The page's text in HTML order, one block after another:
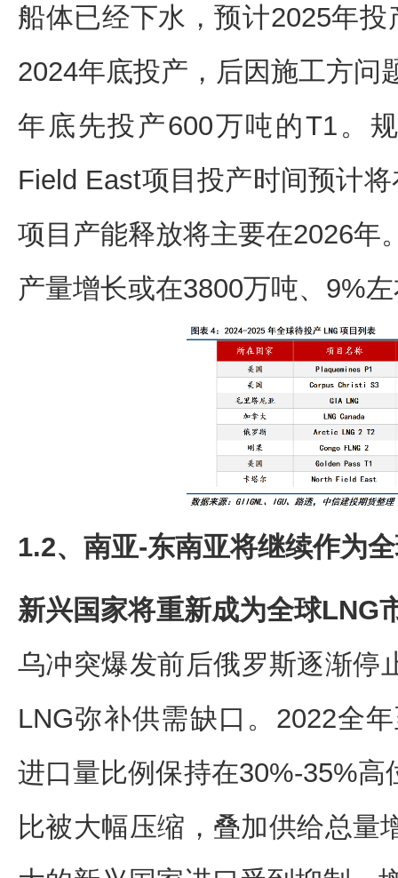
船体已经下水，预计2025年
2024年底投产，后因施工方问
年底先投产600万吨的T1。
Field East项目投产时间预计
项目产能释放将主要在2026年
产量增长或在3800万吨、9%
1.2、 南亚-东南亚将继续作为
新兴国家将重新成为全球LNG
乌冲突爆发前后俄罗斯逐渐停
LNG弥补供需缺口。2022全
进口量比例保持在30%-35%
比被大幅压缩，叠加供给总量